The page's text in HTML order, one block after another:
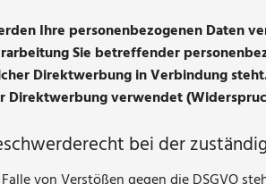
Ihre personenbezogenen Daten
Sie betreffender
Direktwerbung in Verbindung
Direktwerbung verwendet
bei der